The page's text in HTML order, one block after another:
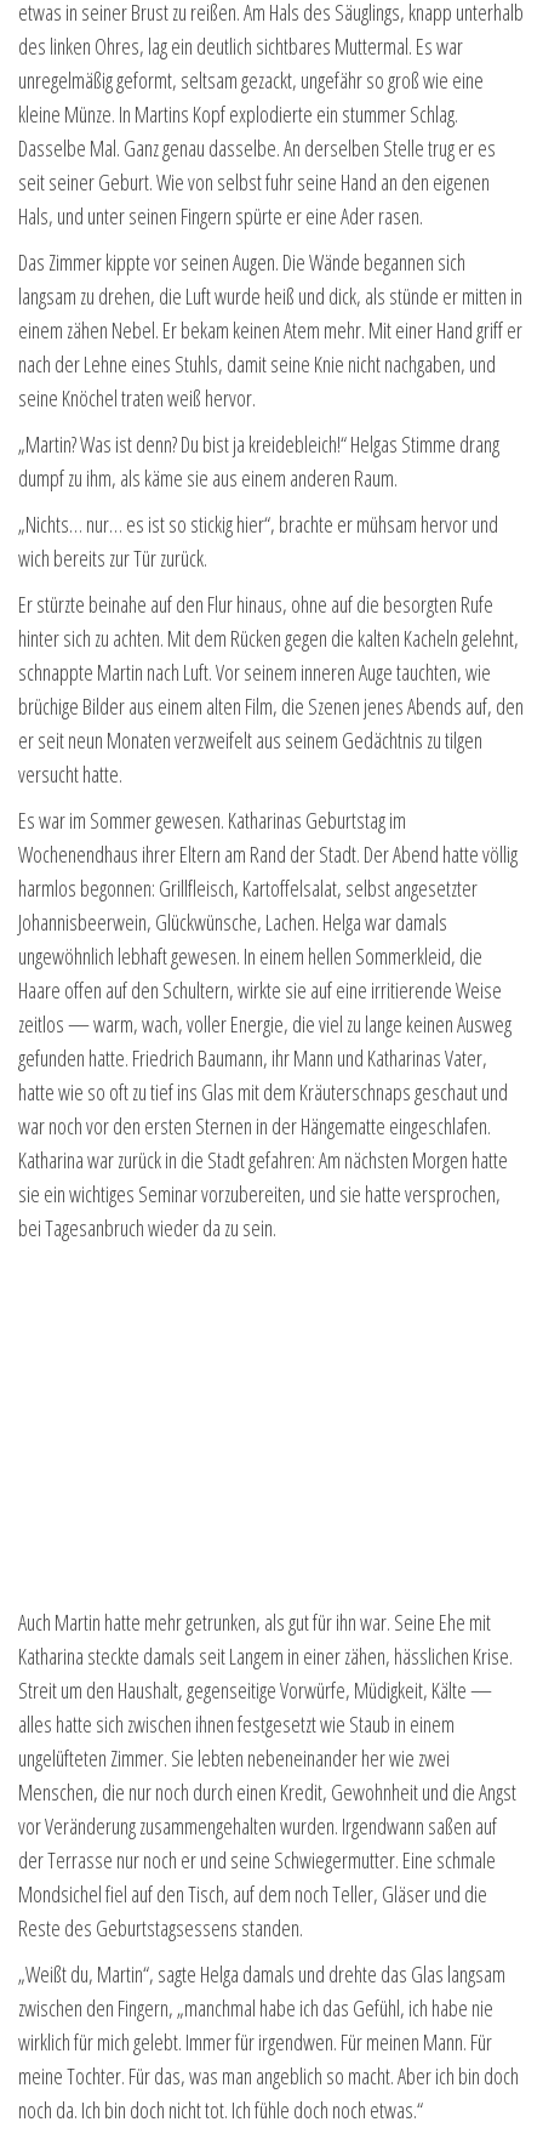
etwas in seiner Brust zu reißen. Am Hals des Säuglings, knapp unterhalb
des linken Ohres, lag ein deutlich sichtbares Muttermal. Es war
unregelmäßig geformt, seltsam gezackt, ungefähr so groß wie eine
kleine Münze. In Martins Kopf explodierte ein stummer Schlag.
Dasselbe Mal. Ganz genau dasselbe. An derselben Stelle trug er es
seit seiner Geburt. Wie von selbst fuhr seine Hand an den eigenen
Hals, und unter seinen Fingern spürte er eine Ader rasen.
Das Zimmer kippte vor seinen Augen. Die Wände begannen sich
langsam zu drehen, die Luft wurde heiß und dick, als stünde er mitten in
einem zähen Nebel. Er bekam keinen Atem mehr. Mit einer Hand griff er
nach der Lehne eines Stuhls, damit seine Knie nicht nachgaben, und
seine Knöchel traten weiß hervor.
„Martin? Was ist denn? Du bist ja kreidebleich!“ Helgas Stimme drang
dumpf zu ihm, als käme sie aus einem anderen Raum.
„Nichts… nur… es ist so stickig hier“, brachte er mühsam hervor und
wich bereits zur Tür zurück.
Er stürzte beinahe auf den Flur hinaus, ohne auf die besorgten Rufe
hinter sich zu achten. Mit dem Rücken gegen die kalten Kacheln gelehnt,
schnappte Martin nach Luft. Vor seinem inneren Auge tauchten, wie
brüchige Bilder aus einem alten Film, die Szenen jenes Abends auf, den
er seit neun Monaten verzweifelt aus seinem Gedächtnis zu tilgen
versucht hatte.
Es war im Sommer gewesen. Katharinas Geburtstag im
Wochenendhaus ihrer Eltern am Rand der Stadt. Der Abend hatte völlig
harmlos begonnen: Grillfleisch, Kartoffelsalat, selbst angesetzter
Johannisbeerwein, Glückwünsche, Lachen. Helga war damals
ungewöhnlich lebhaft gewesen. In einem hellen Sommerkleid, die
Haare offen auf den Schultern, wirkte sie auf eine irritierende Weise
zeitlos — warm, wach, voller Energie, die viel zu lange keinen Ausweg
gefunden hatte. Friedrich Baumann, ihr Mann und Katharinas Vater,
hatte wie so oft zu tief ins Glas mit dem Kräuterschnaps geschaut und
war noch vor den ersten Sternen in der Hängematte eingeschlafen.
Katharina war zurück in die Stadt gefahren: Am nächsten Morgen hatte
sie ein wichtiges Seminar vorzubereiten, und sie hatte versprochen,
bei Tagesanbruch wieder da zu sein.
Auch Martin hatte mehr getrunken, als gut für ihn war. Seine Ehe mit
Katharina steckte damals seit Langem in einer zähen, hässlichen Krise.
Streit um den Haushalt, gegenseitige Vorwürfe, Müdigkeit, Kälte —
alles hatte sich zwischen ihnen festgesetzt wie Staub in einem
ungelüfteten Zimmer. Sie lebten nebeneinander her wie zwei
Menschen, die nur noch durch einen Kredit, Gewohnheit und die Angst
vor Veränderung zusammengehalten wurden. Irgendwann saßen auf
der Terrasse nur noch er und seine Schwiegermutter. Eine schmale
Mondsichel fiel auf den Tisch, auf dem noch Teller, Gläser und die
Reste des Geburtstagsessens standen.
„Weißt du, Martin“, sagte Helga damals und drehte das Glas langsam
zwischen den Fingern, „manchmal habe ich das Gefühl, ich habe nie
wirklich für mich gelebt. Immer für irgendwen. Für meinen Mann. Für
meine Tochter. Für das, was man angeblich so macht. Aber ich bin doch
noch da. Ich bin doch nicht tot. Ich fühle doch noch etwas.“